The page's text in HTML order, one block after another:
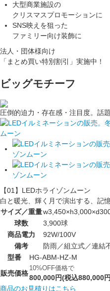
大型商業施設の
クリスマスプロモーションに
SNS映えを狙った
ファミリー向け装飾に
法人・団体様向け
「まとめ買い特別割引」実施中！
ビッグモチーフ
圧倒的迫力・存在感・注目度。話
【01】LEDホライゾンムーン
白と暖光、輝く月で演出する、記
サイズ／重量
球数
3,900球
商品電力
92W/100V
備考
防雨／組立式／連結
型番
HG-ABM-HZ-M
販売価格
10%OFF価格で
800,000円(税込880,000
商品のお見積りはこちら